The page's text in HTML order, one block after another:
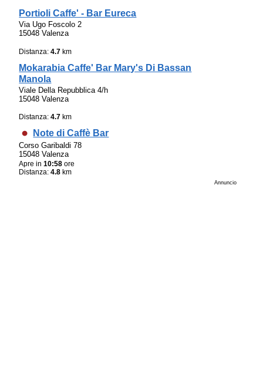
Portioli Caffe' - Bar Eureca
Via Ugo Foscolo 2
15048 Valenza
Distanza:4.7 km
Mokarabia Caffe' Bar Mary's Di Bassan
Manola
Viale Della Repubblica 4/h
15048 Valenza
Distanza:4.7 km
Note di Caffè Bar
Corso Garibaldi 78
15048 Valenza
Apre in10:58 ore
Distanza:4.8 km
Annuncio